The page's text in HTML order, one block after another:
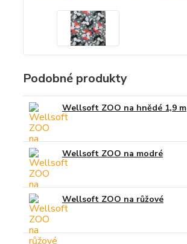
Podobné produkty
Wellsoft ZOO na hnědé 1,9 m
Wellsoft ZOO na modré
Wellsoft ZOO na růžové